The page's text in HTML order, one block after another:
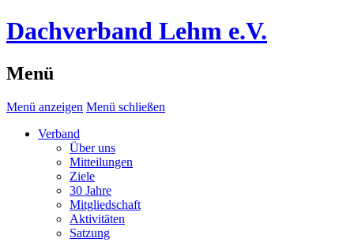
Dachverband Lehm e.V.
Menü
Menü anzeigen Menü schließen
Verband
Über uns
Mitteilungen
Ziele
30 Jahre
Mitgliedschaft
Aktivitäten
Satzung